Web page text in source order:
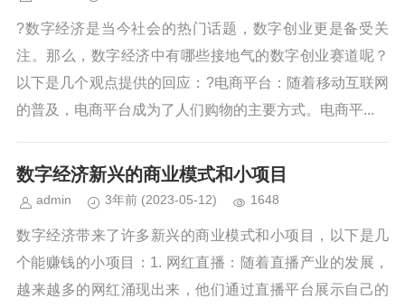
?数字经济是当今社会的热门话题，数字创业更是备受关
注。那么，数字经济中有哪些接地气的数字创业赛道呢？
以下是几个观点提供的回应：?电商平台：随着移动互联网
的普及，电商平台成为了人们购物的主要方式。电商平...
数字经济新兴的商业模式和小项目
admin 3年前 (2023-05-12) 1648
数字经济带来了许多新兴的商业模式和小项目，以下是几
个能赚钱的小项目：1. 网红直播：随着直播产业的发展，
越来越多的网红涌现出来，他们通过直播平台展示自己的